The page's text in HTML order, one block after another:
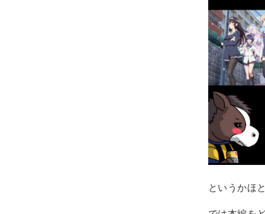
というかほ